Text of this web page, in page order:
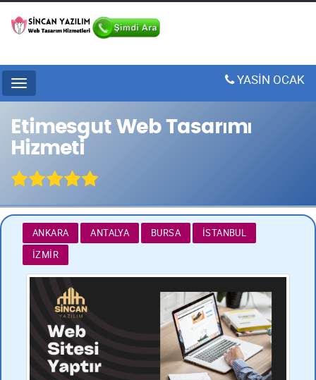
Menu YASİN OCAK
Etimesgut Web Tasarımı
Hizmeti
ANKARA ANTALYA BURSA
İSTANBUL
İZMIR